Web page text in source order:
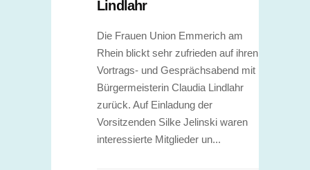
Lindlahr
Die Frauen Union Emmerich am
Rhein blickt sehr zufrieden auf ihren
Vortrags- und Gesprächsabend mit
Bürgermeisterin Claudia Lindlahr
zurück. Auf Einladung der
Vorsitzenden Silke Jelinski waren
interessierte Mitglieder un...